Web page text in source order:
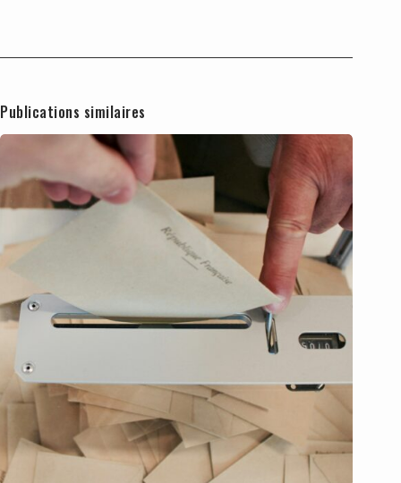
Publications similaires